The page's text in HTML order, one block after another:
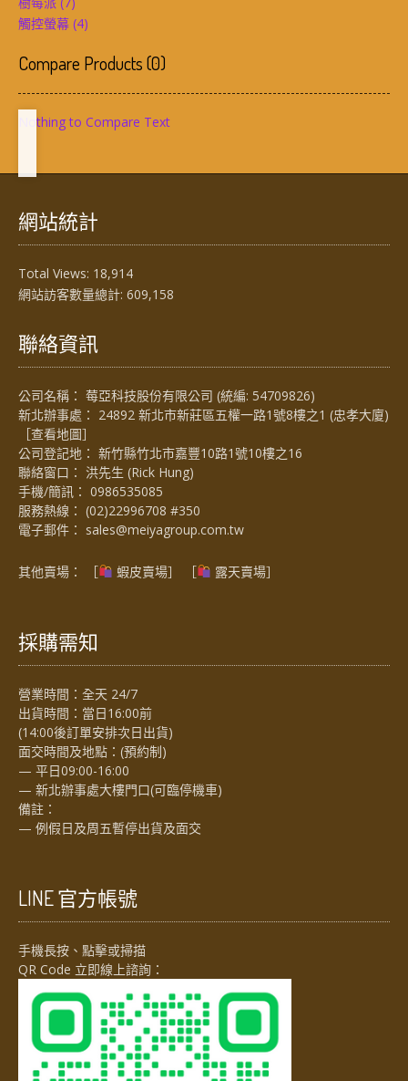
觸控螢幕 (4)
Compare Products(0)
Nothing to Compare Text
網站統計
Total Views: 18,914
網站訪客數量總計: 609,158
聯絡資訊
公司名稱： 莓亞科技股份有限公司 (統編: 54709826)
新北辦事處： 24892 新北市新莊區五權一路1號8樓之1 (忠孝大廈)
［查看地圖］
公司登記地： 新竹縣竹北市嘉豐10路1號10樓之16
聯絡窗口： 洪先生 (Rick Hung)
手機/簡訊： 0986535085
服務熱線： (02)22996708 #350
電子郵件： sales@meiyagroup.com.tw
其他賣場： ［ 蝦皮賣場］ ［ 露天賣場］
採購需知
營業時間：全天 24/7
出貨時間：當日16:00前
(14:00後訂單安排次日出貨)
面交時間及地點：(預約制)
— 平日09:00-16:00
— 新北辦事處大樓門口(可臨停機車)
備註：
— 例假日及周五暫停出貨及面交
LINE 官方帳號
手機長按、點擊或掃描
QR Code 立即線上諮詢：